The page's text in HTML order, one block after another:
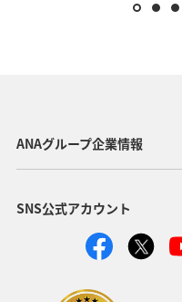
ANAグループ企業情報
SNS公式アカウント